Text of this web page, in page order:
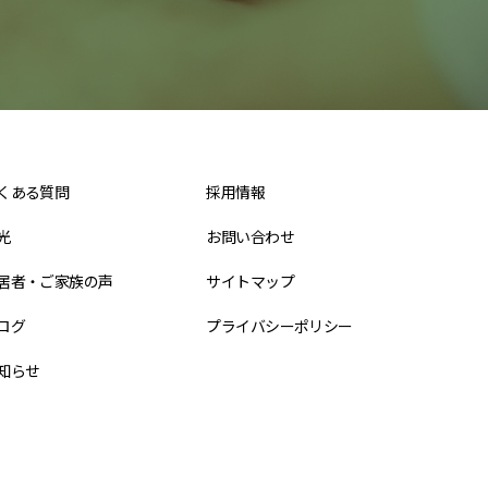
ある質問
者・ご家族の声
グ
らせ
採用情報
お問い合わせ
サイトマップ
プライバシーポリシー